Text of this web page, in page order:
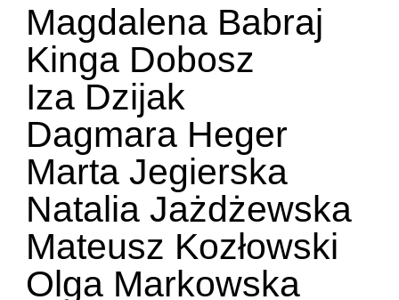
Magdalena Babraj
Kinga Dobosz
Iza Dzijak
Dagmara Heger
Marta Jegierska
Natalia Jażdżewska
Mateusz Kozłowski
Olga Markowska